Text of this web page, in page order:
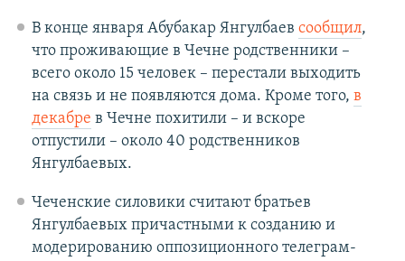
В конце января Абубакар Янгулбаев сообщил,
что проживающие в Чечне родственники –
всего около 15 человек – перестали выходить
на связь и не появляются дома. Кроме того, в
декабре в Чечне похитили – и вскоре
отпустили – около 40 родственников
Янгулбаевых.
Чеченские силовики считают братьев
Янгулбаевых причастными к созданию и
модерированию оппозиционного телеграм-